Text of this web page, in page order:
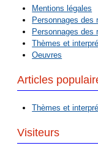
Mentions légales
Personnages des
Personnages des
Thèmes et
Oeuvres
Articles
Thèmes et
Visiteurs